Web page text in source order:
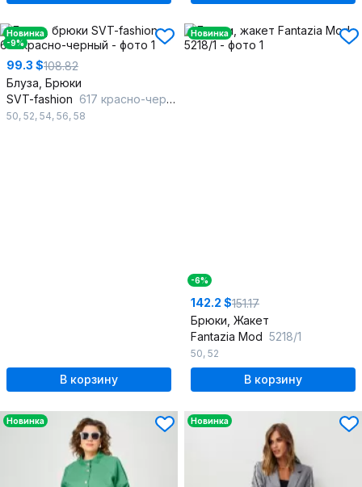
Новинка
-9%
99.3 $108.82
Блуза, Брюки
SVT-fashion 617 красно-черный
50, 52, 54, 56, 58
В корзину
Новинка
-6%
142.2 $151.17
Брюки, Жакет
Fantazia Mod 5218/1
50, 52
В корзину
Новинка Новинка